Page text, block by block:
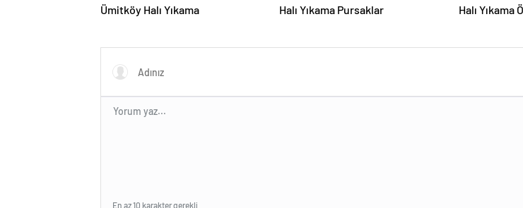
Ümitköy Halı Yıkama Halı Yıkama Pursaklar Halı Yıkama
En az 10 karakter gerekli